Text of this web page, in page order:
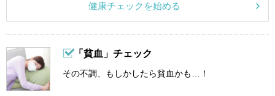
健康チェックを始める
「貧血」チェック
その不調、もしかしたら貧血かも…！